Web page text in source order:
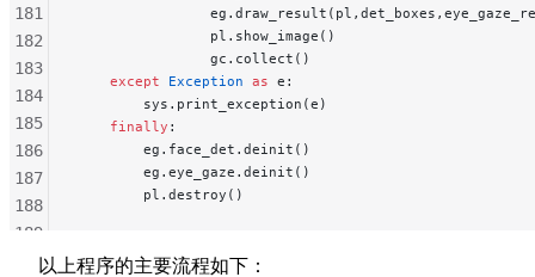
                gc.collect()
    except
Exception as e:
        sys.print_exception(e)
    finally
:
        eg.face_det.deinit()
        eg.eye_gaze.deinit()
        pl.destroy()
181
182
183
184
185
186
187
188
189
190以上程序的主要流程如下：